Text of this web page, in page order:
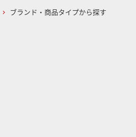
ブランド・商品タイプから探す